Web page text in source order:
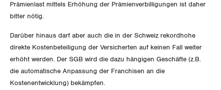
Landesstreik
GEWERKSCHAFTSMITGLIED WERDEN
LOHNRECHNER
WEITERBILDUNG
NEWSLETTER
DER SGB
WIR ÜBER UNS
GREMIEN
ZENTRALSEKRETARIAT
Medien
Prämienlast mittels Erhöhung der Prämienverbilligungen ist daher
bitter nötig.
Darüber hinaus darf aber auch die in der Schweiz rekordhohe
direkte Kostenbeteiligung der Versicherten auf keinen Fall weiter
erhöht werden. Der SGB wird die dazu hängigen Geschäfte (z.B.
die automatische Anpassung der Franchisen an die
Kostenentwicklung) bekämpfen.